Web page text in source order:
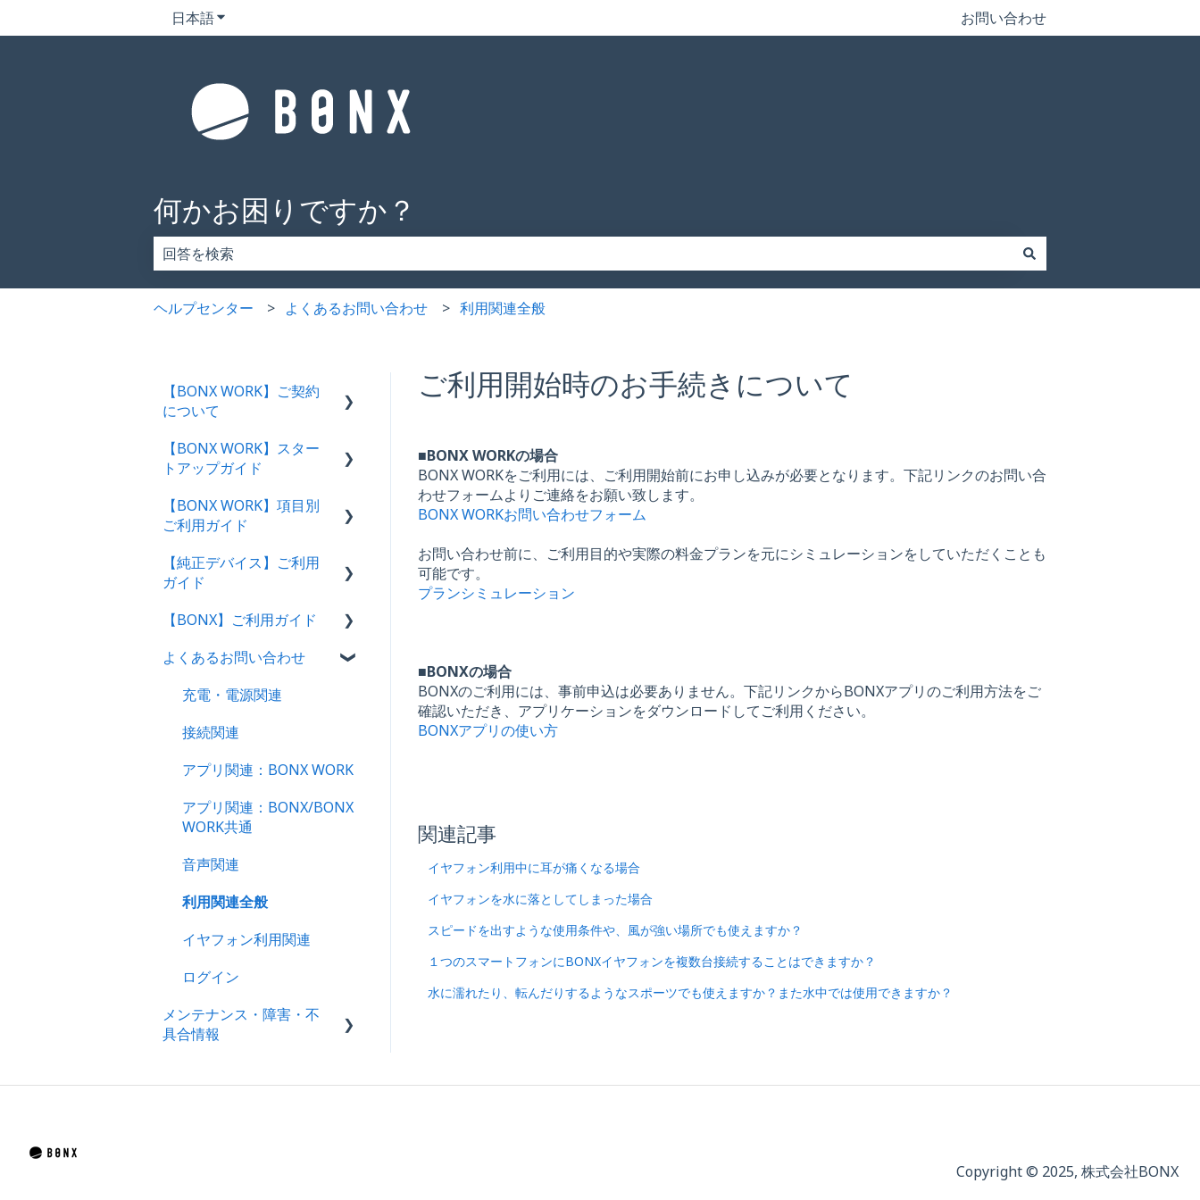
日本語翻訳のサブメニューを表示 お問い合わせ
何かお困りですか？
ヘルプセンター
よくあるお問い合わせ 利用関連全般
ご利用開始時のお手続きについて
■BONX WORKの場合
BONX WORKをご利用には、ご利用開始前にお申し込みが必要となります。 下記リンクのお問い合
わせフォームよりご連絡をお願い致します。
BONX WORKお問い合わせフォーム
お問い合わせ前に、ご利用目的や実際の料金プランを元にシミュレーションをしていただくことも
可能です。
プランシミュレーション
■BONXの場合
BONXのご利用には、事前申込は必要ありません。下記リンクからBONXアプリのご利用方法をご
確認いただき、アプリケーションをダウンロードしてご利用ください。
BONXアプリの使い方
関連記事
イヤフォン利用中に耳が痛くなる場合
イヤフォンを水に落としてしまった場合
スピードを出すような使用条件や、風が強い場所でも使えますか？
１つのスマートフォンにBONXイヤフォンを複数台接続することはできますか？
水に濡れたり、転んだりするようなスポーツでも使えますか？また水中では使用できますか？
【BONX WORK】ご契約
について
サービス概要・利用環境
決済方法について
BONX WORKサポートにつ
いて
解約をご検討のお客様へ
【BONX WORK】スター
トアップガイド
スタートアップガイド・動
画
管理者向け操作ガイド
イド｜ログイン方法
【BONX WORK】項目別
ご利用ガイド
グループトークの始め方
成〜ログイン
管理コンソール操作ガイド
け】
セットアップ｜アプリ初回
OS・Android
｜iOS・Android
LINE WORKS連携
【純正デバイス】ご利用
ガイド
BONX Stick
BONX BOOST
BONX mini
BONX Grip
BONX Connect
製品情報
テナンス
【BONX】ご利用ガイド
BONXアプリ利用案内
よくあるお問い合わせ
充電・電源関連
接続関連
アプリ関連：BONX WORK
アプリ関連：BONX/BONX
WORK共通
音声関連
利用関連全般
イヤフォン利用関連
ログイン
メンテナンス・障害・不
具合情報
Copyright © 2025, 株式会社BONX